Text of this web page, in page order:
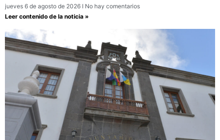
jueves 6 de agosto de 2026
No hay comentarios
Leer contenido de la noticia »